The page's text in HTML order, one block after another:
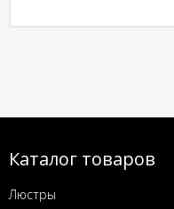
Каталог товаров
Люстры